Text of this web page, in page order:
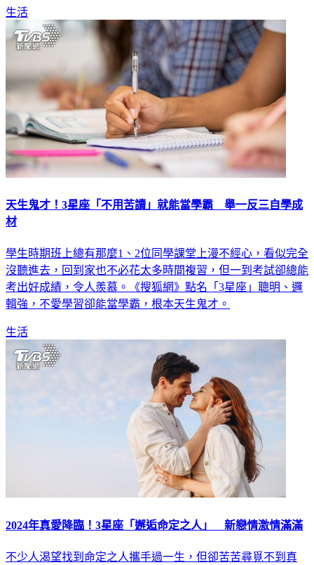
生活
天生鬼才！3星座「不用苦讀」就能當學霸 舉一反三自學成
材
學生時期班上總有那麼1、2位同學課堂上漫不經心，看似完全
沒聽進去，回到家也不必花太多時間複習，但一到考試卻總能
考出好成績，令人羨慕。《搜狐網》點名「3星座」聰明、邏
輯強，不愛學習卻能當學霸，根本天生鬼才。
生活
2024年真愛降臨！3星座「邂逅命定之人」 新戀情激情滿滿
不少人渴望找到命定之人攜手過一生，但卻苦苦尋覓不到真